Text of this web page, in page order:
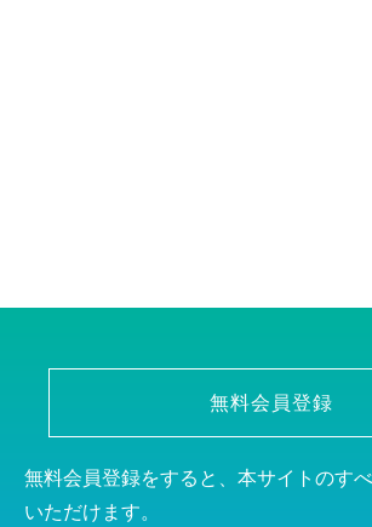
無料会員登録
無料会員登録をすると、本サイトのす
いただけます。